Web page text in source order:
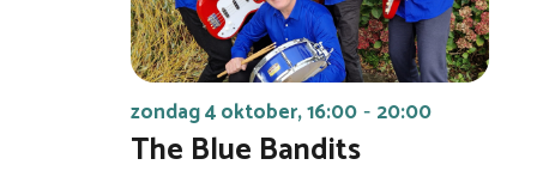
zondag 4 oktober, 16:00 - 20:00
The Blue Bandits